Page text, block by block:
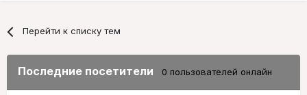
Перейти к списку тем
Последние посетители 0 пользователей онлайн